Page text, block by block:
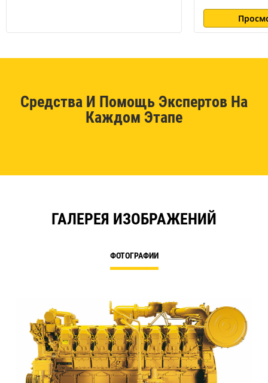
Средства И Помощь Экспертов На
Каждом Этапе
ГАЛЕРЕЯ ИЗОБРАЖЕНИЙ
ФОТОГРАФИИ